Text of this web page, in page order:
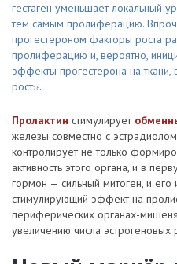
гестаген уменьшает локальный
тем самым пролиферацию.
прогестероном факторы роста
пролиферацию и, вероятно,
эффекты прогестерона на
рост26.
Пролактин стимулирует
железы совместно с
контролирует не только
активность этого органа, и в
гормон — сильный митоген, и его
стимулирующий эффект на
периферических органах-
увеличению числа эстрогеновых